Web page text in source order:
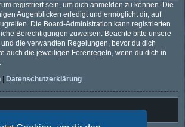
registriert sein, um dich anmelden zu können. Die
Augenblicken erledigt und ermöglicht dir, auf
Die Board-Administration kann registrierten
Berechtigungen zuweisen. Beachte bitte unsere
die verwandten Regelungen, bevor du dich
auch die jeweiligen Forenregeln, wenn du dich in
Datenschutzerklärung